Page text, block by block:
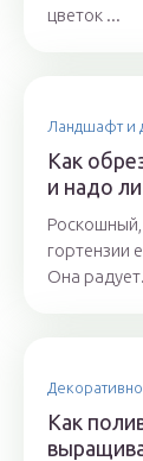
цветок ...
Ландшафт и
Как
и надо
гортензии
Она
Как